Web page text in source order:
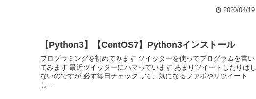
2020/04/19
【Python3】【CentOS7】Python3インストール
プログラミングを初めてみます ツイッターを使ってプログラムを書い
てみます 最近ツイッターにハマっています あまりツイートしたりはし
ないのですが 必ず毎日チェックして、気になるファボやリツイート
し...